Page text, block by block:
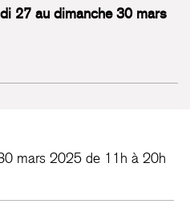
27 au dimanche 30 mars
mars 2025 de 11h à 20h